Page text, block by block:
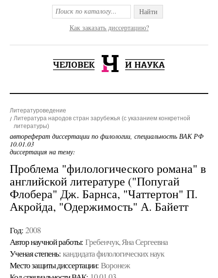
Найти
Как заказать диссертацию?
Литературоведение
Литература народов стран зарубежья (с указанием конкретной
литературы)
автореферат диссертации по филологии, специальность ВАК РФ
10.01.03
диссертация на тему:
Проблема "филологического романа" в
английской литературе ("Попугай
Флобера" Дж. Барнса, "Чаттертон" П.
Акройда, "Одержимость" А. Байетт
Год: 2008
Автор научной работы: Гребенчук, Яна Сергеевна
Ученая cтепень: кандидата филологических наук
Место защиты диссертации: Воронеж